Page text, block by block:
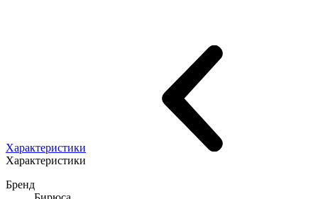
Характеристики
Характеристики
Бренд